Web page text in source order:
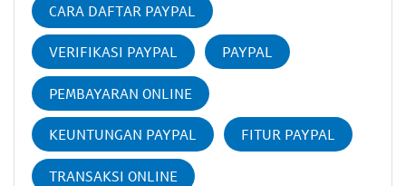
CARA DAFTAR PAYPAL
VERIFIKASI PAYPAL PAYPAL
PEMBAYARAN ONLINE
KEUNTUNGAN PAYPAL FITUR PAYPAL
TRANSAKSI ONLINE